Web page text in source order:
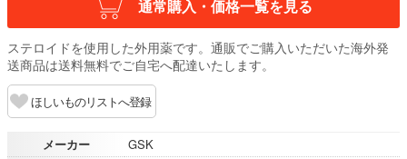
通常購入・価格一覧を見る
ステロイドを使用した外用薬です。通販でご購入いただいた海外発
送商品は送料無料でご自宅へ配達いたします。
ほしいものリストへ登録
メーカー
GSK